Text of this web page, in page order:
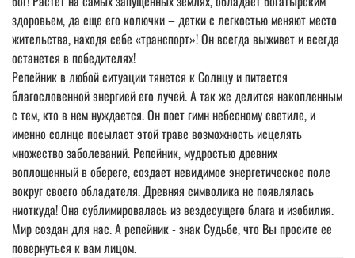
здоровьем, да еще его колючки – детки с легкостью меняют место
жительства, находя себе «транспорт»! Он всегда выживет и всегда
останется в победителях!
Репейник в любой ситуации тянется к Солнцу и питается
благословенной энергией его лучей. А так же делится накопленным
с тем, кто в нем нуждается. Он поет гимн небесному светиле, и
именно солнце посылает этой траве возможность исцелять
множество заболеваний. Репейник, мудростью древних
воплощенный в обереге, создает невидимое энергетическое поле
вокруг своего обладателя. Древняя символика не появлялась
ниоткуда! Она сублимировалась из вездесущего блага и изобилия.
Мир создан для нас. А репейник - знак Судьбе, что Вы просите ее
повернуться к вам лицом.